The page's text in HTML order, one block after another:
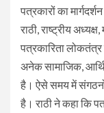
पत्रकारों का
राठी, राष्ट्रीय
पत्रकारिता लोकतंत्र
अनेक सामाजिक,
है। ऐसे समय में संगठनों
है। राठी ने कहा कि